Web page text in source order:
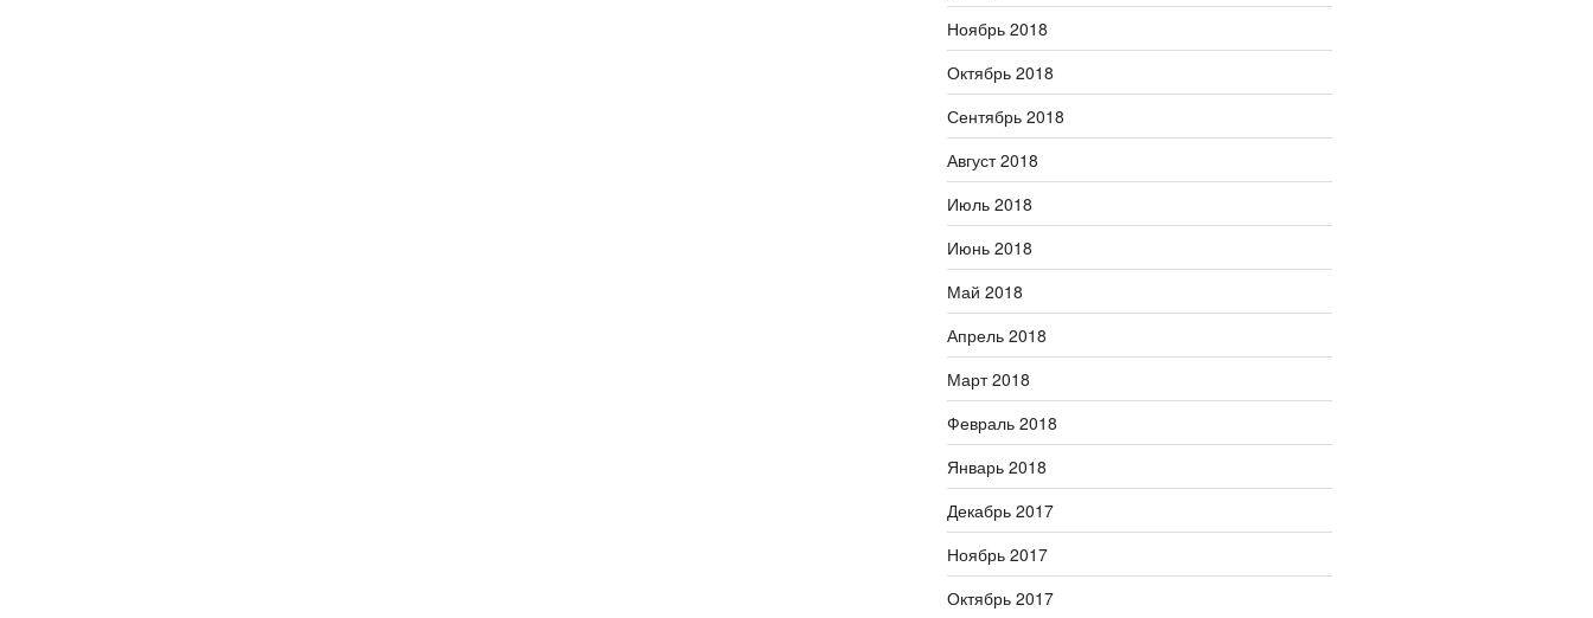
Ноябрь 2018
Октябрь 2018
Сентябрь 2018
Август 2018
Июль 2018
Июнь 2018
Май 2018
Апрель 2018
Март 2018
Февраль 2018
Январь 2018
Декабрь 2017
Ноябрь 2017
Октябрь 2017